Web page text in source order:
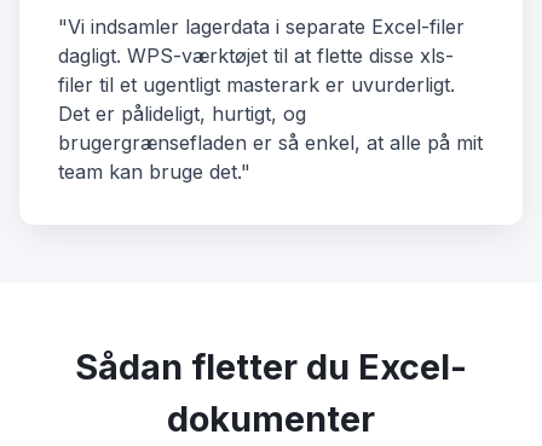
"Vi indsamler lagerdata i separate Excel-filer
dagligt. WPS-værktøjet til at flette disse xls-
filer til et ugentligt masterark er uvurderligt.
Det er pålideligt, hurtigt, og
brugergrænsefladen er så enkel, at alle på mit
team kan bruge det."
Sådan fletter du Excel-
dokumenter